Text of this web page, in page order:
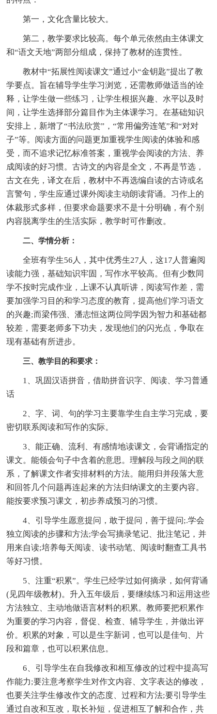
第一，文化含量比较大。
第二，教学要求比较高。每个单元依然由主体课文
和“语文天地”两部分组成，保持了教材的连贯性。
教材中“拓展性阅读课文”通过小“金钥匙”提出了教
学要点。旨在辅导学生学习浏览，还需教师做适当的诠
释，让学生做一些练习，让学生根据兴趣、水平以及时
间，让学生选择部分篇目作为主体课学习。在基础知识
安排上，新增了“书法欣赏”，“常用偏旁连笔”和“对对
子”等。阅读方面的问题更加重视学生阅读的体验和感
受，而不追求记忆标准答案，重视学会阅读的方法、养
成阅读的好习惯。古诗文的内容是全文，不再是节选，
古文在先，译文在后，教材中不再选编自读的古诗或名
言警句，学生应通过课外阅读主动朗读背诵。习作上的
体裁形式多样，但要求命题要求不是十分明确，有个别
内容脱离学生的生活实际，教学时可作删改。
二、学情分析：
全班有学生56人，其中优秀生27人，这17人普遍阅
读能力强，基础知识牢固，写作水平较高。但有少数同
学不按时完成作业，上课不认真听讲，阅读写作差，需
要加强学习目的和学习态度的教育，提高他们学习语文
的兴趣;而梁伟强、潘志恒这两位同学因为智力和基础都
较差，需要老师多下功夫，发现他们的闪光点，争取在
现有基础有所进步。
三、教学目的和要求：
1、巩固汉语拼音，借助拼音识字、阅读、学习普通
话
2、字、词、句的学习主要靠学生自主学习完成，要
密切联系阅读和写作的实际。
3、能正确、流利、有感情地读课文，会背诵指定的
课文。能领会句子中含着的意思。理解段与段之间的联
系，了解课文作者安排材料的方法。能用归并段落大意
和回答几个问题再连起来的方法归纳课文的主要内容。
能按要求预习课文，初步养成预习的习惯。
4、引导学生愿意提问，敢于提问，善于提问;.学会
独立阅读的步骤和方法;学会写摘录笔记、批注笔记，并
用来自读;培养每天阅读、读书动笔、阅读时翻查工具书
等好习惯。
5、注重“积累”。学生已经学过如何摘录，如何背诵
(见四年级教材)。升入五年级后，要继续练习和运用这些
方法独立、主动地做语言材料的积累。教师要把积累作
为重要的学习内容，督促、检查、辅导学生，并做出评
价。积累的对象，可以是生字新词，也可以是佳句、片
段和篇章，也可以积累信息。
6、引导学生在自我修改和相互修改的过程中提高写
作能力;要注意考察学生对作文内容、文字表达的修改，
也要关注学生修改作文的态度、过程和方法;要引导学生
通过自改和互改，取长补短，促进相互了解和合作，共